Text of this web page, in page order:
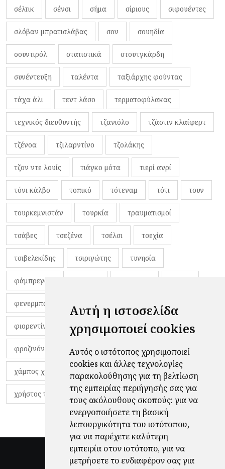
Αυτή η ιστοσελίδα
χρησιμοποιεί cookies
Αυτός ο ιστότοπος χρησιμοποιεί
cookies και άλλες τεχνολογίες
παρακολούθησης για τη βελτίωση
της εμπειρίας περιήγησής σας για
τους ακόλουθους σκοπούς: για να
ενεργοποιήσετε τη βασική
λειτουργικότητα του ιστότοπου,
για να παρέχετε καλύτερη
εμπειρία στον ιστότοπο,για να
μετρήσετε το ενδιαφέρον σας για
σέλτικ σένσι σήμα σίριους σιφουέντες
σλόβαν μπρατισλάβας σον σουηδία
σουντιρόλ στατιστικά στουτγκάρδη
συνέντευξη ταλέντα ταξιάρχης φούντας
τάχα άλι τεντ λάσο τερματοφύλακας
τεχνικός διευθυντής τζανιόλο τζάστιν κλαίφερτ
τζένοα τζιλαρντίνο τζολάκης
τζον ντε λουίς τιάγκο μότα τιερί ανρί
τόνι κάλβο τοπικό τότεναμ τότι τουν
τουρκεμνιστάν τουρκία τραυματισμοί
τσάβες τσεζένα τσέλσι τσεχία
τσιβελεκίδης τσιριγώτης τυνησία
φάμπρεγας
φενερμπαχτσέ φερνάντο τόρες φίλαθλοι
φιορεντίνα φιρμίνο φρανκ ντε μπουρ
φροζινόνε φωκικός χαβίτο
χάμπος χαραλάμπους χάρι πότερ
χρήστος τζόλης